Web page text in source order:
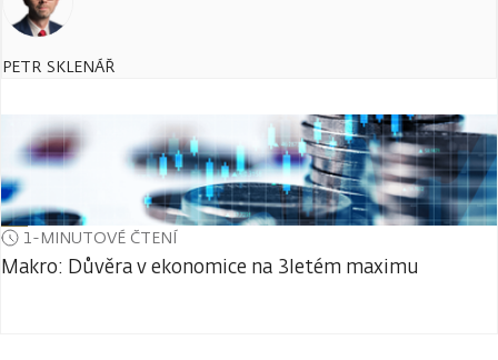
PETR SKLENÁŘ
1-MINUTOVÉ ČTENÍ
Makro: Důvěra v ekonomice na 3letém maximu